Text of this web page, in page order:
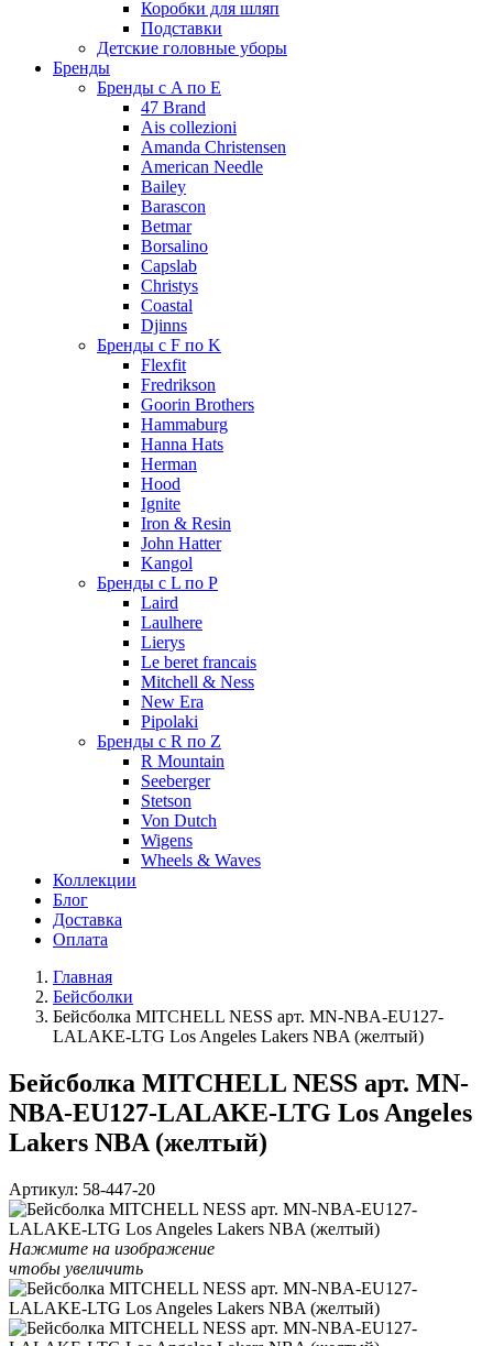
Коробки для шляп
Подставки
Детские головные уборы
Бренды
Бренды с A по E
47 Brand
Ais collezioni
Amanda Christensen
American Needle
Bailey
Barascon
Betmar
Borsalino
Capslab
Christys
Coastal
Djinns
Бренды с F по K
Flexfit
Fredrikson
Goorin Brothers
Hammaburg
Hanna Hats
Herman
Hood
Ignite
Iron & Resin
John Hatter
Kangol
Бренды с L по P
Laird
Laulhere
Lierys
Le beret francais
Mitchell & Ness
New Era
Pipolaki
Бренды с R по Z
R Mountain
Seeberger
Stetson
Von Dutch
Wigens
Wheels & Waves
Коллекции
Блог
Доставка
Оплата
Главная
Бейсболки
Бейсболка MITCHELL NESS арт. MN-NBA-EU127-
LALAKE-LTG Los Angeles Lakers NBA (желтый)
Бейсболка MITCHELL NESS арт. MN-
NBA-EU127-LALAKE-LTG Los Angeles
Lakers NBA (желтый)
Артикул: 58-447-20
Нажмите на изображение
чтобы увеличить